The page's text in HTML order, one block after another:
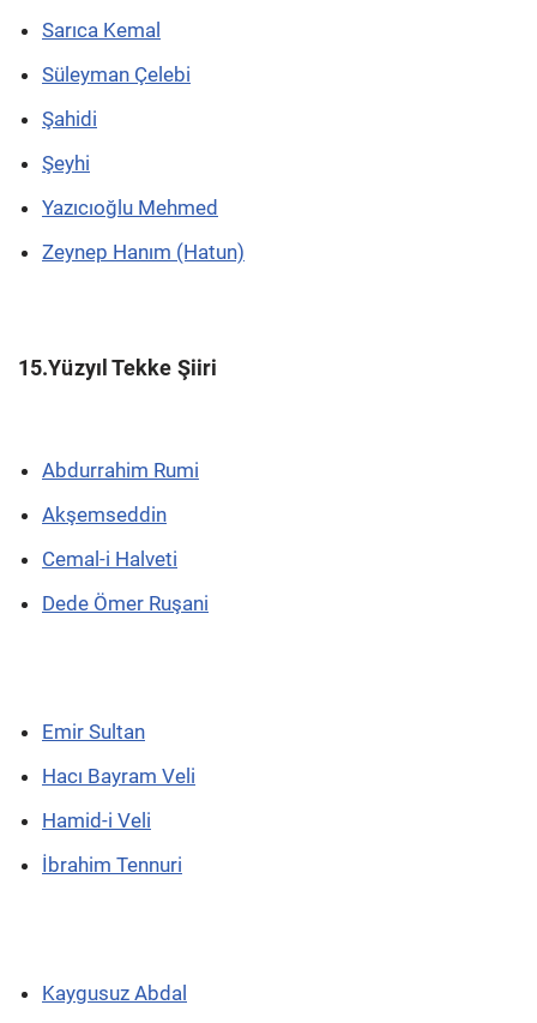
Sarıca Kemal
Süleyman Çelebi
Şahidi
Şeyhi
Yazıcıoğlu Mehmed
Zeynep Hanım (Hatun)
15.Yüzyıl Tekke Şiiri
Abdurrahim Rumi
Akşemseddin
Cemal-i Halveti
Dede Ömer Ruşani
Emir Sultan
Hacı Bayram Veli
Hamid-i Veli
İbrahim Tennuri
Kaygusuz Abdal